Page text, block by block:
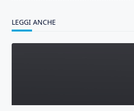
LEGGI ANCHE